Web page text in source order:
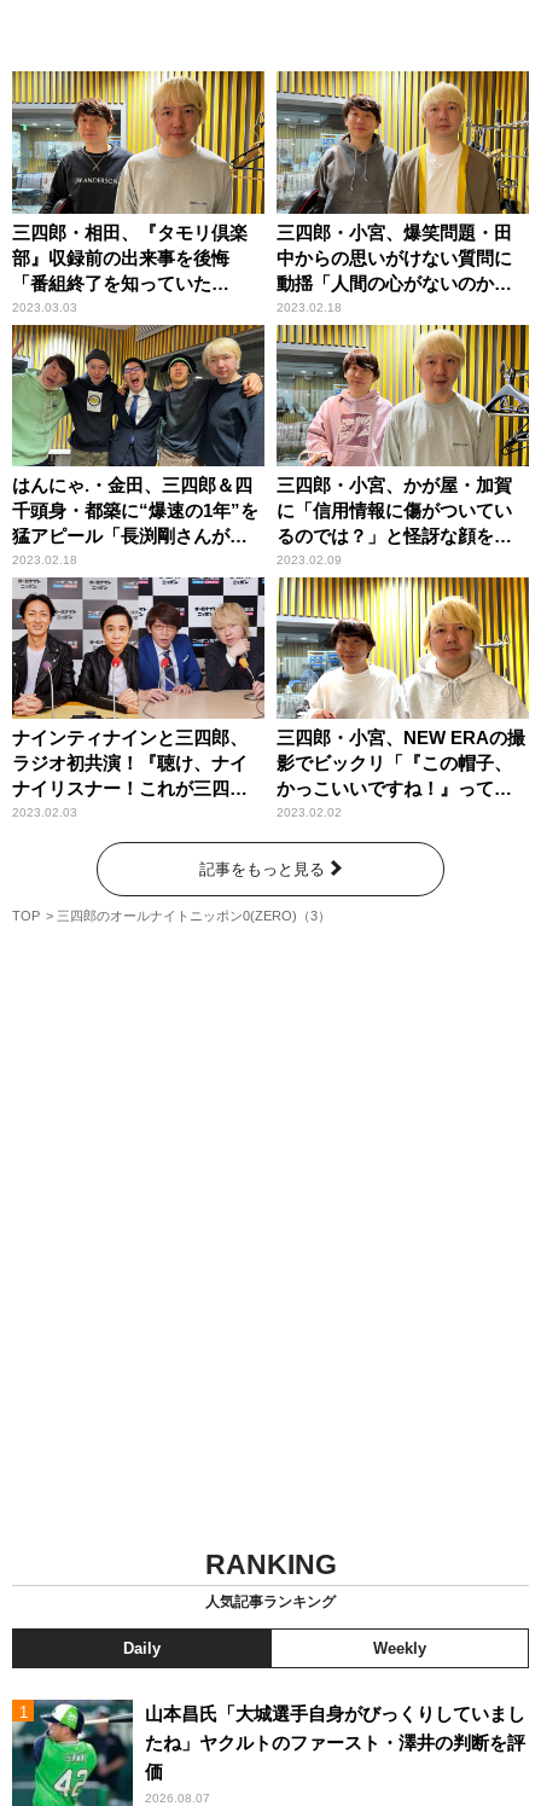
三四郎・相田、『タモリ倶楽
部』収録前の出来事を後悔
「番組終了を知っていた
ら……」
2023.03.03
三四郎・小宮、爆笑問題・田
中からの思いがけない質問に
動揺「人間の心がないのかな
（笑）」
2023.02.18
はんにゃ.・金田、三四郎＆四
千頭身・都築に“爆速の1年”を
猛アピール「長渕剛さんがゲ
ストに来たんだよ？」
2023.02.18
三四郎・小宮、かが屋・加賀
に「信用情報に傷がついてい
るのでは？」と怪訝な顔をさ
れる
2023.02.09
ナインティナインと三四郎、
ラジオ初共演！『聴け、ナイ
ナイリスナー！これが三四郎
だ！！』
2023.02.03
三四郎・小宮、NEW ERAの撮
影でビックリ「『この帽子、
かっこいいですね！』って言
ったら……」
2023.02.02
記事をもっと見る
TOP 三四郎のオールナイトニッポン0(ZERO)（3）
RANKING
人気記事ランキング
Daily Weekly
山本昌氏「大城選手自身がびっくりしていまし
たね」ヤクルトのファースト・澤井の判断を評
価
2026.08.07